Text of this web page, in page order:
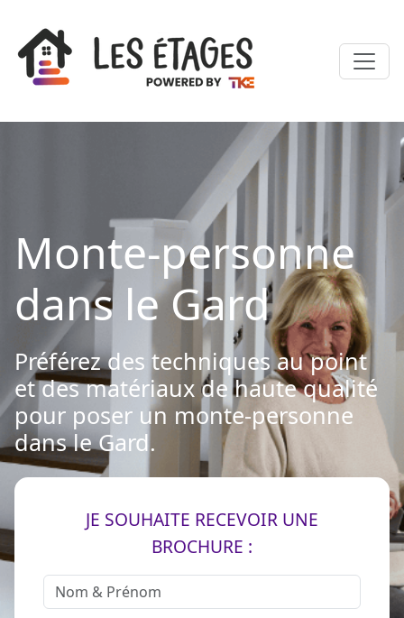
Monte-personne
dans le Gard
Préférez des techniques au point
et des matériaux de haute qualité
pour poser un monte-personne
dans le Gard.
JE SOUHAITE RECEVOIR UNE
BROCHURE :